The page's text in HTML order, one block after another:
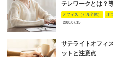
テレワークとは？
オフィス（ビル全体） オ
2020.07.15
サテライトオフィ
ットと注意点